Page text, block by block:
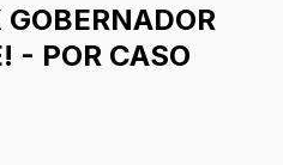
GOBERNADOR
- POR CASO